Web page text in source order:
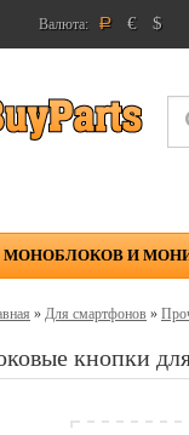
Валюта: Р € $
МОНОБЛОКОВ И
» Для смартфонов »
кнопки